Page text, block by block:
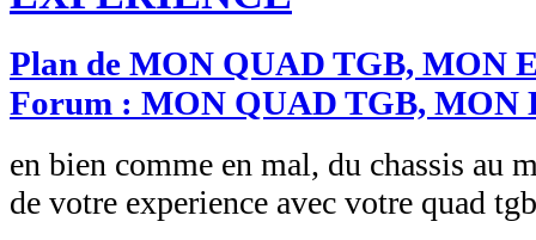
Plan de MON QUAD TGB, MON
Forum : MON QUAD TGB, MON
en bien comme en mal, du chassis au
de votre experience avec votre quad tgb